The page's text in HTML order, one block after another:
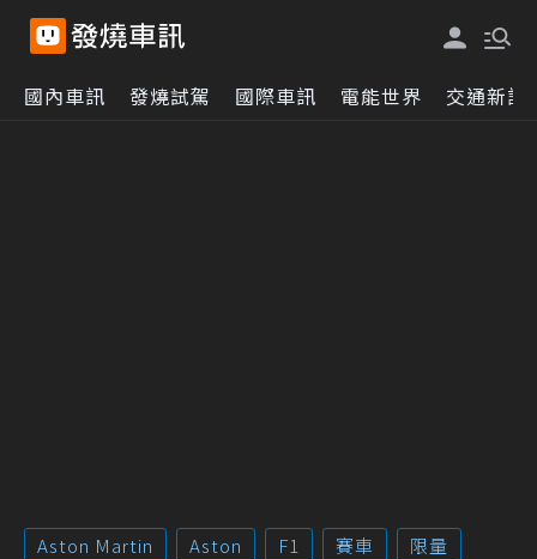
國內車訊 發燒試駕 國際車訊 電能世界 交通新訊
Aston Martin Aston F1 賽車 限量